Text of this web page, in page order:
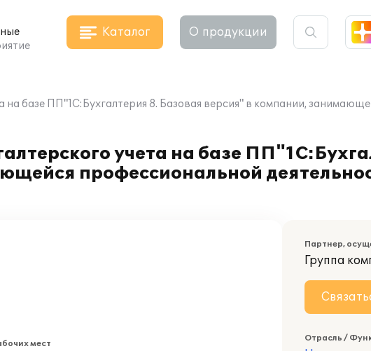
Каталог О продукции
на базе ПП"1С:Бухгалтерия 8. Базовая версия" в компании,
учета на базе
профессиональной
мест
Партнер,
Группа
Отрасль /